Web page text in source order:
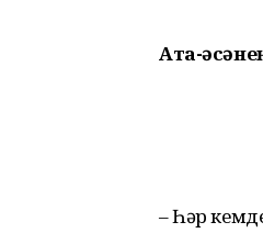
Ата-
– Һәр